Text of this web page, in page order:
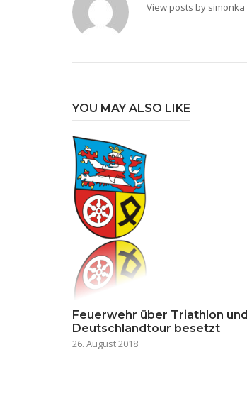
View posts by simonka
YOU MAY ALSO LIKE
Feuerwehr über Triathlon und
Deutschlandtour besetzt
26. August 2018